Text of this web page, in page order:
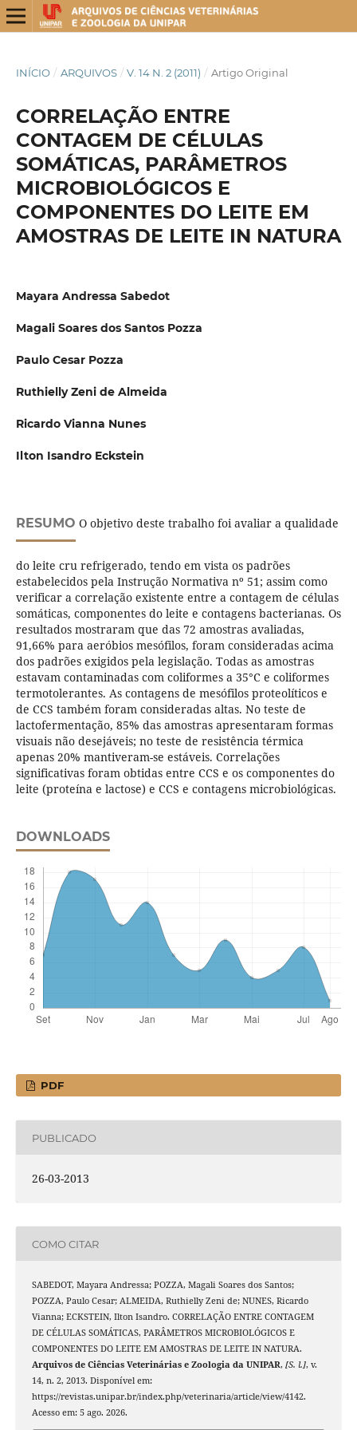
INÍCIO / ARQUIVOS / V. 14 N. 2 (2011) / Artigo Original
CORRELAÇÃO ENTRE
CONTAGEM DE CÉLULAS
SOMÁTICAS, PARÂMETROS
MICROBIOLÓGICOS E
COMPONENTES DO LEITE EM
AMOSTRAS DE LEITE IN NATURA
Mayara Andressa Sabedot
Magali Soares dos Santos Pozza
Paulo Cesar Pozza
Ruthielly Zeni de Almeida
Ricardo Vianna Nunes
Ilton Isandro Eckstein
RESUMO O objetivo deste trabalho foi avaliar a qualidade
do leite cru refrigerado, tendo em vista os padrões
estabelecidos pela Instrução Normativa nº 51; assim como
verificar a correlação existente entre a contagem de células
somáticas, componentes do leite e contagens bacterianas. Os
resultados mostraram que das 72 amostras avaliadas,
91,66% para aeróbios mesófilos, foram consideradas acima
dos padrões exigidos pela legislação. Todas as amostras
estavam contaminadas com coliformes a 35°C e coliformes
termotolerantes. As contagens de mesófilos proteolíticos e
de CCS também foram consideradas altas. No teste de
lactofermentação, 85% das amostras apresentaram formas
visuais não desejáveis; no teste de resistência térmica
apenas 20% mantiveram-se estáveis. Correlações
significativas foram obtidas entre CCS e os componentes do
leite (proteína e lactose) e CCS e contagens microbiológicas.
DOWNLOADS
PDF
PUBLICADO
26-03-2013
COMO CITAR
SABEDOT, Mayara Andressa; POZZA, Magali Soares dos Santos;
POZZA, Paulo Cesar; ALMEIDA, Ruthielly Zeni de; NUNES, Ricardo
Vianna; ECKSTEIN, Ilton Isandro. CORRELAÇÃO ENTRE CONTAGEM
DE CÉLULAS SOMÁTICAS, PARÂMETROS MICROBIOLÓGICOS E
COMPONENTES DO LEITE EM AMOSTRAS DE LEITE IN NATURA.
Arquivos de Ciências Veterinárias e Zoologia da UNIPAR, [S. l.], v.
14, n. 2, 2013. Disponível em:
https://revistas.unipar.br/index.php/veterinaria/article/view/4142.
Acesso em: 5 ago. 2026.